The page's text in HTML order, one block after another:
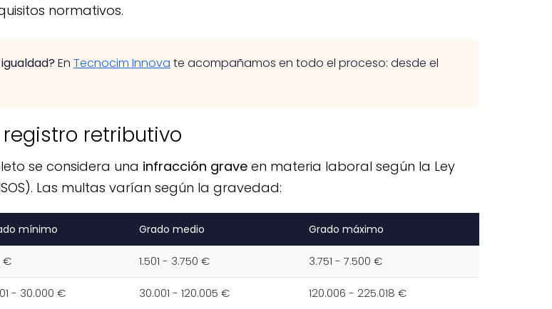
normativos.
En Tecnocim Innova te acompañamos en todo el proceso: desde el
retributivo
se considera una infracción grave en materia laboral según la Ley
Las multas varían según la gravedad:
mínimo Grado medio Grado máximo
€ 1.501 - 3.750 € 3.751 - 7.500 €
- 30.000 € 30.001 - 120.005 € 120.006 - 225.018 €